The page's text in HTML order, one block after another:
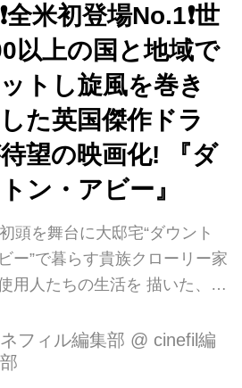
ビー』が2020年1月10日
シネマズ 日比谷他全国ロ
ーとなります。 ★全米初登場
!★(2019/9/20~22 Box Office
) 全世界に旋風を巻きおこし
ットテレビシリーズのスタッ
ストが再集結。 歴史ある重厚
豪華絢爛な...
全米初登場No.1❗️世
以上の国と地域で
トし旋風を巻き
た英国傑作ドラ
望の映画化! 『ダ
ン・アビー』
頭を舞台に大邸宅“ダウント
ー”で暮らす貴族クローリー家
用人たちの生活を 描いた、英
放送開始以来、ゴールデング
やエミー賞に輝き、世界200
フィル編集部 @ cinefil編